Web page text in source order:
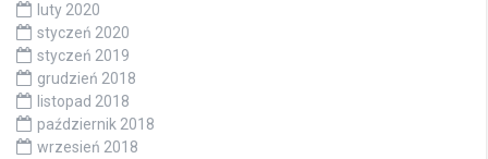
luty 2020
styczeń 2020
styczeń 2019
grudzień 2018
listopad 2018
październik 2018
wrzesień 2018